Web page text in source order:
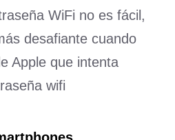
WiFi no es fácil,
desafiante cuando
Apple que intenta
wifi